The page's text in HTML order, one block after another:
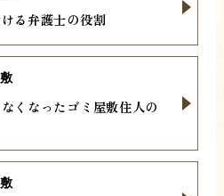
る弁護士の役割
くなったゴミ屋敷住人の